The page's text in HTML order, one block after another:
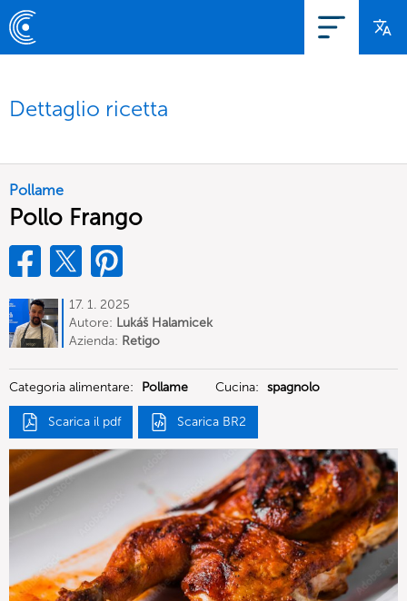
Dettaglio ricetta
Pollame
Pollo Frango
17. 1. 2025
Autore: Lukáš Halamicek
Azienda: Retigo
Categoria alimentare: Pollame Cucina: spagnolo
Scarica il pdf Scarica BR2